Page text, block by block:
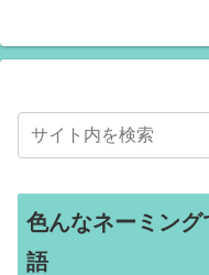
色んなネーミン
語